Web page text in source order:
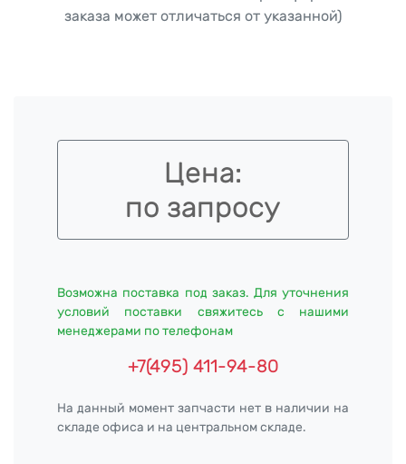
заказа может отличаться от указанной)
Цена:
по запросу
Возможна поставка под заказ. Для уточнения
условий поставки свяжитесь с нашими
менеджерами по телефонам
+7(495) 411-94-80
На данный момент запчасти нет в наличии на
складе офиса и на центральном складе.